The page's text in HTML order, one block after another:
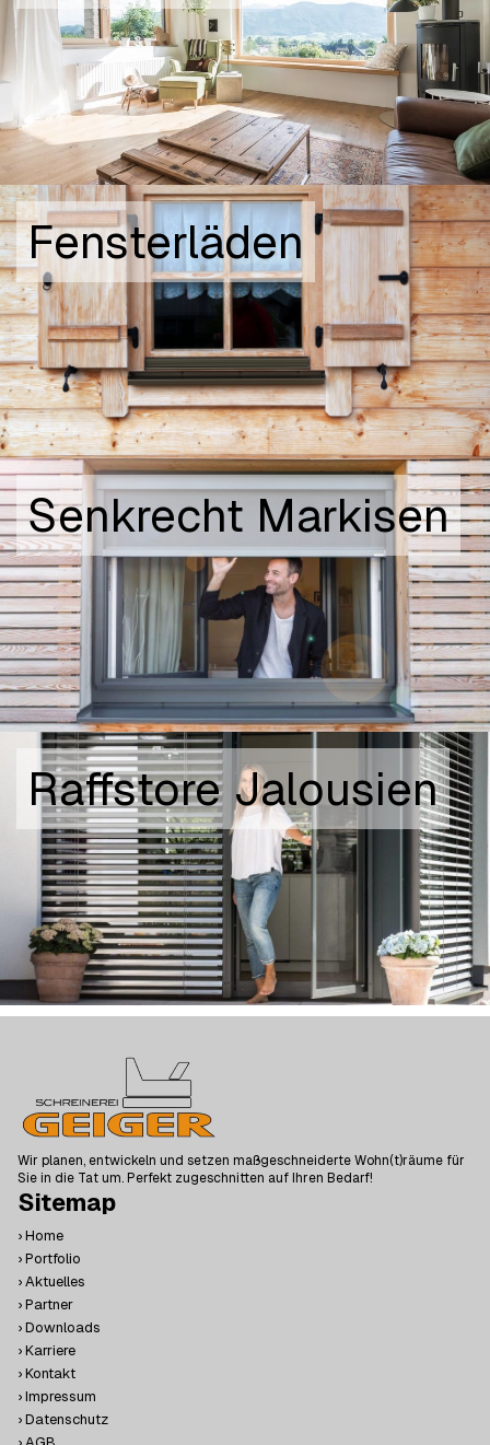
Fensterläden
Senkrecht Markisen
Raffstore Jalousien
Wir planen, entwickeln und setzen maßgeschneiderte Wohn(t)räume für
Sie in die Tat um. Perfekt zugeschnitten auf Ihren Bedarf!
Sitemap
› Home
› Portfolio
› Aktuelles
› Partner
› Downloads
› Karriere
› Kontakt
› Impressum
› Datenschutz